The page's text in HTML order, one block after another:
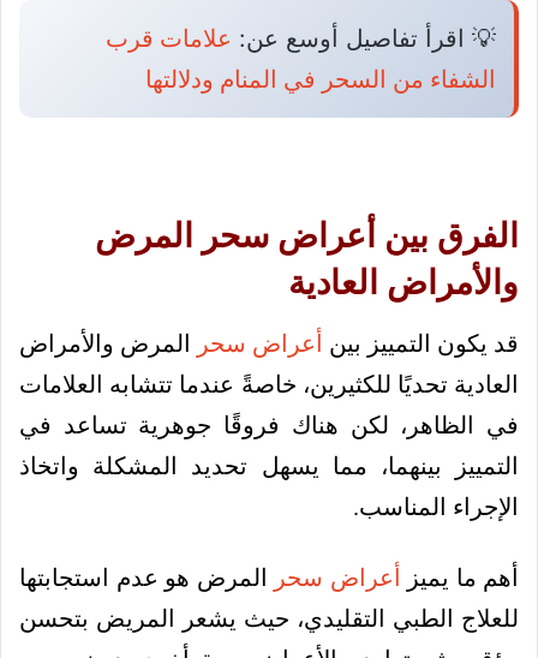
💡 اقرأ تفاصيل أوسع عن: علامات قرب
الشفاء من السحر في المنام ودلالتها
الفرق بين أعراض سحر المرض
والأمراض العادية
قد يكون التمييز بين أعراض سحر
المرض والأمراض
العادية تحديًا للكثيرين، خاصةً عندما تتشابه العلامات
في الظاهر، لكن هناك فروقًا جوهرية تساعد في
التمييز بينهما، مما يسهل تحديد المشكلة واتخاذ
الإجراء المناسب.
أهم ما يميز أعراض سحر
المرض هو عدم استجابتها
للعلاج الطبي التقليدي، حيث يشعر المريض بتحسن